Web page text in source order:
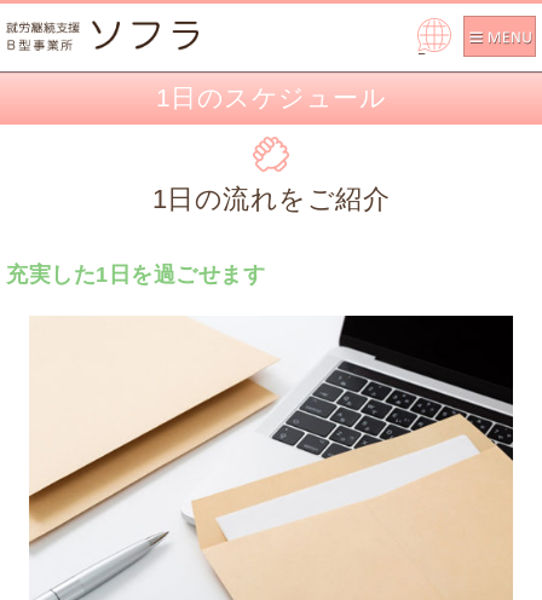
Pow
1日のスケジュール
1日の流れをご紹介
充実した1日を過ごせます